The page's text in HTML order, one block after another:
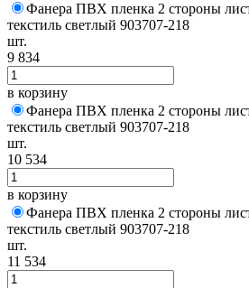
Фанера ПВХ пленка 2 стороны
текстиль светлый 903707-218
шт.
9 834
в корзину
Фанера ПВХ пленка 2 стороны
текстиль светлый 903707-218
шт.
10 534
в корзину
Фанера ПВХ пленка 2 стороны
текстиль светлый 903707-218
шт.
11 534